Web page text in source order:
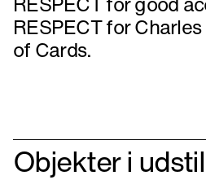
RESPECT for Charles
of Cards.
Objekter i